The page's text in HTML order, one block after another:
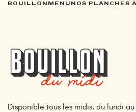
BOUILLON MENU NOS PLANCHES
Disponible tous les midis, du lundi